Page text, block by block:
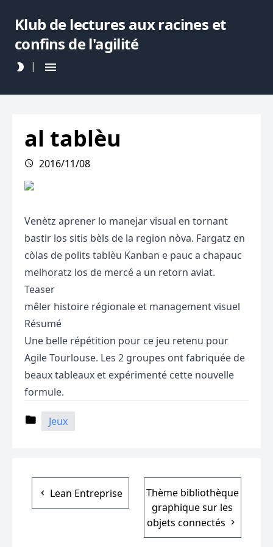
Klub de lectures aux racines et
confins de l'agilité
|
al tablèu
2016/11/08
Venètz aprener lo manejar visual en tornant
bastir los sitis bèls de la region nòva. Fargatz en
còlas de polits tablèu Kanban e pauc a chapauc
melhoratz los de mercé a un retorn aviat.
Teaser
mêler histoire régionale et management visuel
Résumé
Une belle répétition pour ce jeu retenu pour
Agile Tourlouse. Les 2 groupes ont fabriquée de
beaux tableaux et expérimenté cette nouvelle
formule.
Jeux
Lean Entreprise
Thème bibliothèque
graphique sur les
objets connectés